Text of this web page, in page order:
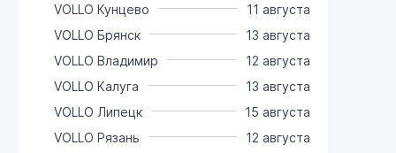
VOLLO Кунцево
11 августа
VOLLO Брянск
13 августа
VOLLO Владимир
12 августа
VOLLO Калуга
13 августа
VOLLO Липецк
15 августа
VOLLO Рязань
12 августа